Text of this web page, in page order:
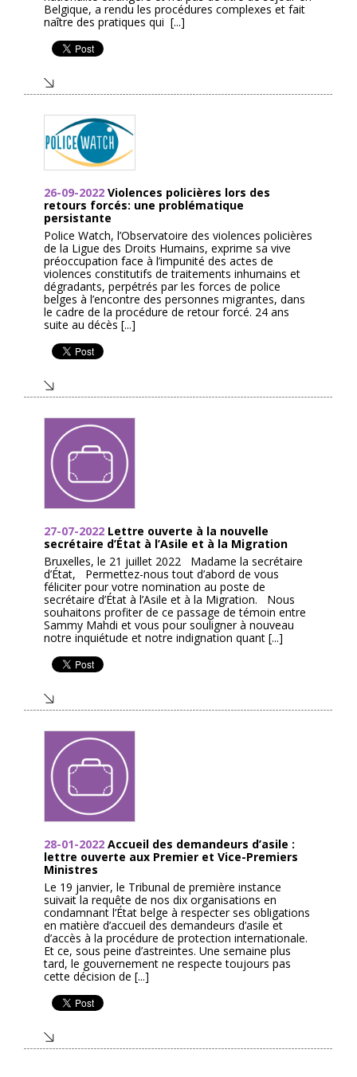
Belgique, a rendu les procédures complexes et fait
naître des pratiques qui [...]
26-09-2022 Violences policières lors des
retours forcés: une problématique
persistante
Police Watch, l’Observatoire des violences policières
de la Ligue des Droits Humains, exprime sa vive
préoccupation face à l’impunité des actes de
violences constitutifs de traitements inhumains et
dégradants, perpétrés par les forces de police
belges à l’encontre des personnes migrantes, dans
le cadre de la procédure de retour forcé. 24 ans
suite au décès [...]
27-07-2022 Lettre ouverte à la nouvelle
secrétaire d’État à l’Asile et à la Migration
Bruxelles, le 21 juillet 2022 Madame la secrétaire
d’État, Permettez-nous tout d’abord de vous
féliciter pour votre nomination au poste de
secrétaire d’État à l’Asile et à la Migration. Nous
souhaitons profiter de ce passage de témoin entre
Sammy Mahdi et vous pour souligner à nouveau
notre inquiétude et notre indignation quant [...]
28-01-2022 Accueil des demandeurs d’asile :
lettre ouverte aux Premier et Vice-Premiers
Ministres
Le 19 janvier, le Tribunal de première instance
suivait la requête de nos dix organisations en
condamnant l’État belge à respecter ses obligations
en matière d’accueil des demandeurs d’asile et
d’accès à la procédure de protection internationale.
Et ce, sous peine d’astreintes. Une semaine plus
tard, le gouvernement ne respecte toujours pas
cette décision de [...]